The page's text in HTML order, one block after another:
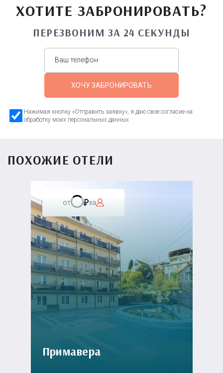
ХОТИТЕ ЗАБРОНИРОВАТЬ?
ПЕРЕЗВОНИМ ЗА 24 СЕКУНДЫ
ХОЧУ ЗАБРОНИРОВАТЬ
Нажимая кнопку «Отправить заявку», я даю свое согласие на
обработку моих персональных данных
ПОХОЖИЕ ОТЕЛИ
от за
Примавера